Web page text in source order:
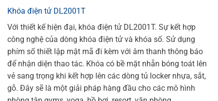
Khóa điện tử DL2001T
Với thiết kế hiện đại, khóa điện tử DL2001T. Sự kết hợp
công nghệ của dòng khóa điện tử và khóa số. Sử dụng
phím số thiết lập mật mã đi kèm với âm thanh thông báo
để nhận diện thao tác. Khóa có bề mặt nhẵn bóng toát lên
vẻ sang trọng khi kết hợp lên các dòng tủ locker nhựa, sắt,
gỗ. Đây sẽ là một giải pháp hàng đầu cho các mô hình